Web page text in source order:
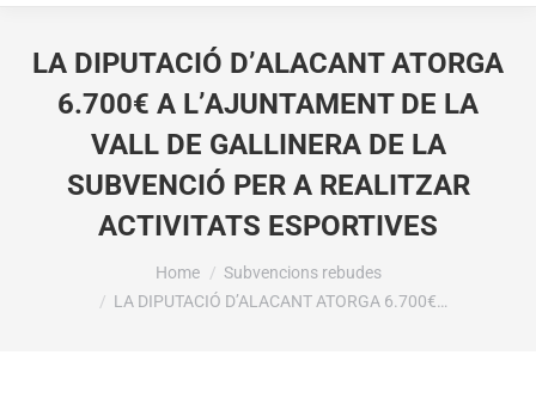
LA DIPUTACIÓ D’ALACANT ATORGA
6.700€ A L’AJUNTAMENT DE LA
VALL DE GALLINERA DE LA
SUBVENCIÓ PER A REALITZAR
ACTIVITATS ESPORTIVES
Home
Subvencions rebudes
LA DIPUTACIÓ D’ALACANT ATORGA 6.700€…